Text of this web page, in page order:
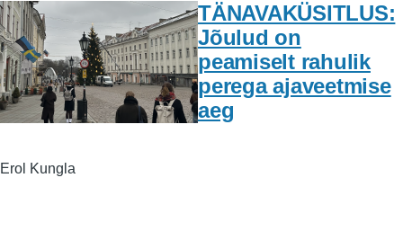
TÄNAVAKÜSITLUS:
Jõulud on
peamiselt rahulik
perega ajaveetmise
aeg
Erol Kungla